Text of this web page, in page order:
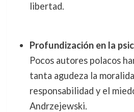
libertad.
Profundización en la
Pocos autores polacos
tanta agudeza la
responsabilidad y el
Andrzejewski.